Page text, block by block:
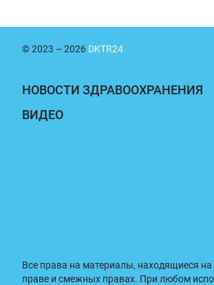
© 2023 – 2026 DKTR24
НОВОСТИ ЗДРАВООХРАНЕНИЯ
ВИДЕО
Все права на материалы, находящиеся на
праве и смежных правах. При любом